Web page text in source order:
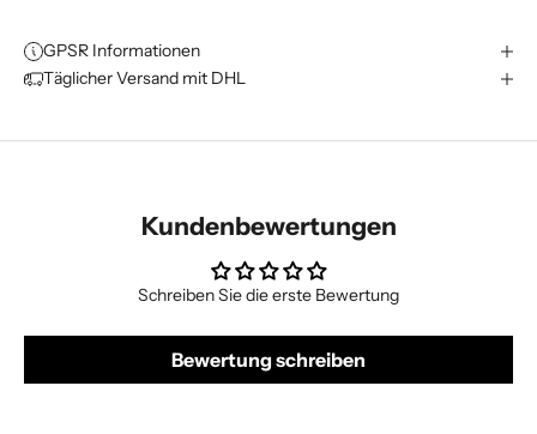
GPSR Informationen
Täglicher Versand mit DHL
Kundenbewertungen
Schreiben Sie die erste Bewertung
Bewertung schreiben